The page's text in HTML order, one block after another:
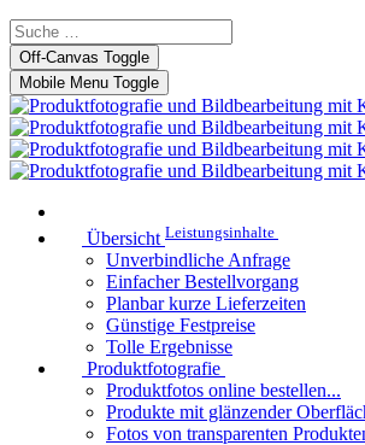
Off-Canvas Toggle
Mobile Menu Toggle
Übersicht Leistungsinhalte
Unverbindliche Anfrage
Einfacher Bestellvorgang
Planbar kurze Lieferzeiten
Günstige Festpreise
Tolle Ergebnisse
Produktfotografie
Produktfotos online bestellen...
Produkte mit glänzender
Fotos von transparenten